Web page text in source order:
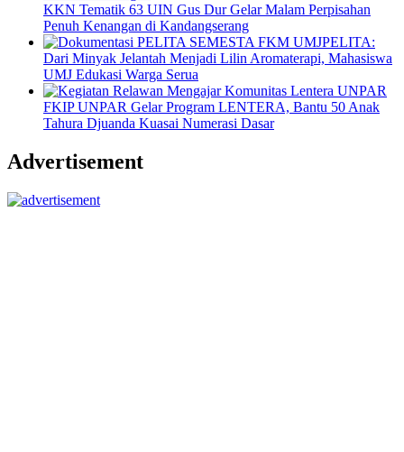
KKN Tematik 63 UIN Gus Dur Gelar Malam Perpisahan
Penuh Kenangan di Kandangserang
PELITA:
Dari Minyak Jelantah Menjadi Lilin Aromaterapi, Mahasiswa
UMJ Edukasi Warga Serua
FKIP UNPAR Gelar Program LENTERA, Bantu 50 Anak
Tahura Djuanda Kuasai Numerasi Dasar
Advertisement